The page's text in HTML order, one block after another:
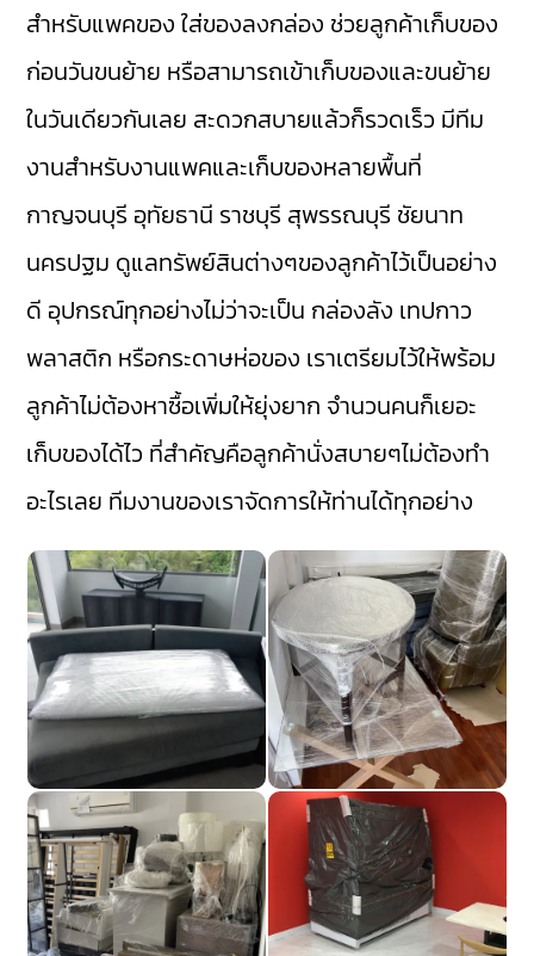
สำหรับแพคของ ใส่ของลงกล่อง ช่วยลูกค้าเก็บของ
ก่อนวันขนย้าย หรือสามารถเข้าเก็บของและขนย้าย
ในวันเดียวกันเลย สะดวกสบายแล้วก็รวดเร็ว มีทีม
งานสำหรับงานแพคและเก็บของหลายพื้นที่
กาญจนบุรี อุทัยธานี ราชบุรี สุพรรณบุรี ชัยนาท
นครปฐม ดูแลทรัพย์สินต่างๆของลูกค้าไว้เป็นอย่าง
ดี อุปกรณ์ทุกอย่างไม่ว่าจะเป็น กล่องลัง เทปกาว
พลาสติก หรือกระดาษห่อของ เราเตรียมไว้ให้พร้อม
ลูกค้าไม่ต้องหาซื้อเพิ่มให้ยุ่งยาก จำนวนคนก็เยอะ
เก็บของได้ไว ที่สำคัญคือลูกค้านั่งสบายๆไม่ต้องทำ
อะไรเลย ทีมงานของเราจัดการให้ท่านได้ทุกอย่าง